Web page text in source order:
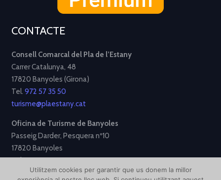
CONTACTE
Consell Comarcal del Pla de l’Estany
Carrer Catalunya, 48
17820 Banyoles (Girona)
Tel. 972 57 35 50
turisme@plaestany.cat
Oficina de Turisme de Banyoles
Passeig Darder, Pesquera nº10
17820 Banyoles
Tel.972 58 34 70
turisme@ajbanyoles.org
Utilitzem cookies per garantir que us donem la millor